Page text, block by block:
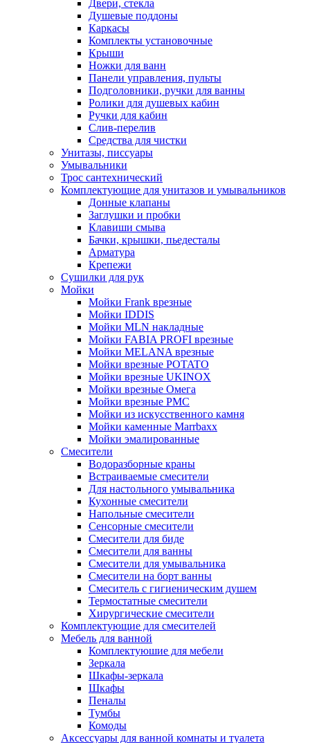
Двери, стекла
Душевые поддоны
Каркасы
Комплекты установочные
Крыши
Ножки для ванн
Панели управления, пульты
Подголовники, ручки для ванны
Ролики для душевых кабин
Ручки для кабин
Слив-перелив
Средства для чистки
Унитазы, писсуары
Умывальники
Трос сантехнический
Комплектующие для унитазов и умывальников
Донные клапаны
Заглушки и пробки
Клавиши смыва
Бачки, крышки, пьедесталы
Арматура
Крепежи
Сушилки для рук
Мойки
Мойки Frank врезные
Мойки IDDIS
Мойки MLN накладные
Мойки FABIA PROFI врезные
Мойки MELANA врезные
Мойки врезные POTATO
Мойки врезные UKINOX
Мойки врезные Омега
Мойки врезные РМС
Мойки из искусственного камня
Мойки каменные Marrbaxx
Мойки эмалированные
Смесители
Водоразборные краны
Встраиваемые смесители
Для настольного умывальника
Кухонные смесители
Напольные смесители
Сенсорные смесители
Смесители для биде
Смесители для ванны
Смесители для умывальника
Смесители на борт ванны
Смеситель с гигиеническим душем
Термостатные смесители
Хирургические смесители
Комплектующие для смесителей
Мебель для ванной
Комплектуюшие для мебели
Зеркала
Шкафы-зеркала
Шкафы
Пеналы
Тумбы
Комоды
Аксессуары для ванной комнаты и туалета